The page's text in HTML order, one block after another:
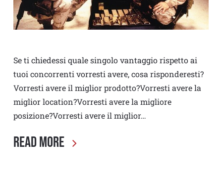
Se ti chiedessi quale singolo vantaggio rispetto ai
tuoi concorrenti vorresti avere, cosa risponderesti?
Vorresti avere il miglior prodotto?Vorresti avere la
miglior location?Vorresti avere la migliore
posizione?Vorresti avere il miglior…
Read More